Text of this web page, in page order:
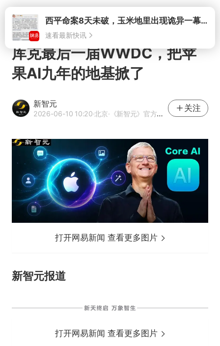
打开
库克最后一届WWDC，把苹
果AI九年的地基掀了
新智元
2026-06-10 10:20·北京·《新智元》官方网易号
关注
打开网易新闻 查看更多图片
新智元报道
打开网易新闻 查看更多图片